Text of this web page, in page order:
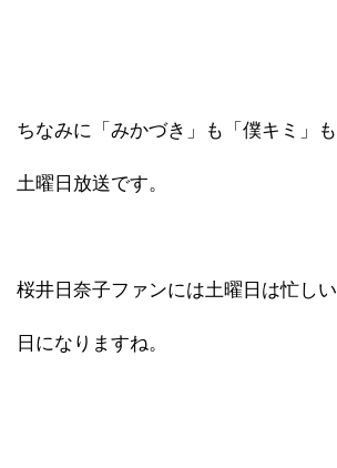
ちなみに「みかづき」も「僕キミ」も
土曜日放送です。
桜井日奈子ファンには土曜日は忙しい
日になりますね。